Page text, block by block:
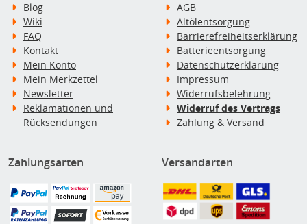
Blog
Wiki
FAQ
Kontakt
Mein Konto
Mein Merkzettel
Newsletter
Reklamationen und
Rücksendungen
AGB
Altölentsorgung
Barrierefreiheitserklärung
Batterieentsorgung
Datenschutzerklärung
Impressum
Widerrufsbelehrung
Widerruf des Vertrags
Zahlung & Versand
Zahlungsarten Versandarten